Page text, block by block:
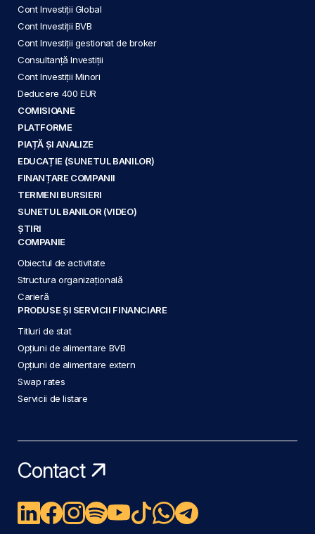
Cont Investiții Global
Cont Investiții BVB
Cont Investiții gestionat de broker
Consultanță Investiții
Cont Investiții Minori
Deducere 400 EUR
COMISIOANE
PLATFORME
PIAȚĂ ȘI ANALIZE
EDUCAȚIE (SUNETUL BANILOR)
FINANȚARE COMPANII
TERMENI BURSIERI
SUNETUL BANILOR (VIDEO)
ȘTIRI
COMPANIE
Obiectul de activitate
Structura organizațională
Carieră
PRODUSE ȘI SERVICII FINANCIARE
Titluri de stat
Opțiuni de alimentare BVB
Opțiuni de alimentare extern
Swap rates
Servicii de listare
Contact